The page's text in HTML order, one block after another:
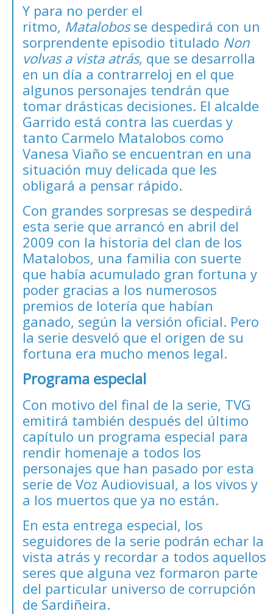
Y para no perder el
ritmo, Matalobosse despedirá con un
sorprendente episodio titulado Non
volvas a vista atrás, que se desarrolla
en un día a contrarreloj en el que
algunos personajes tendrán que
tomar drásticas decisiones. El alcalde
Garrido está contra las cuerdas y
tanto Carmelo Matalobos como
Vanesa Viaño se encuentran en una
situación muy delicada que les
obligará a pensar rápido.
Con grandes sorpresas se despedirá
esta serie que arrancó en abril del
2009 con la historia del clan de los
Matalobos, una familia con suerte
que había acumulado gran fortuna y
poder gracias a los numerosos
premios de lotería que habían
ganado, según la versión oficial. Pero
la serie desveló que el origen de su
fortuna era mucho menos legal.
Programa especial
Con motivo del final de la serie, TVG
emitirá también después del último
capítulo un programa especial para
rendir homenaje a todos los
personajes que han pasado por esta
serie de Voz Audiovisual, a los vivos y
a los muertos que ya no están.
En esta entrega especial, los
seguidores de la serie podrán echar la
vista atrás y recordar a todos aquellos
seres que alguna vez formaron parte
del particular universo de corrupción
de Sardiñeira.